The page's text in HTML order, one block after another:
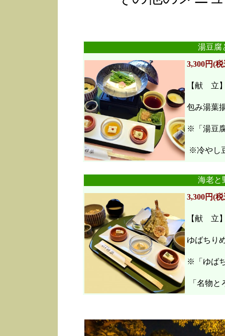
湯豆腐
3,300円(
【献 立
包み湯葉
※「湯豆
※冷やし
海老
3,300円(
【献 立
ゆばちり
※「ゆば
「名物と